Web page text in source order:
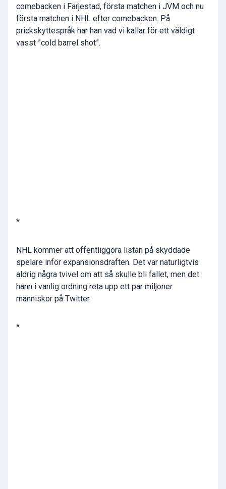
comebacken i Färjestad, första matchen i JVM och nu
första matchen i NHL efter comebacken. På
prickskyttespråk har han vad vi kallar för ett väldigt
vasst ”cold barrel shot”.
*
NHL kommer att offentliggöra listan på skyddade
spelare inför expansionsdraften. Det var naturligtvis
aldrig några tvivel om att så skulle bli fallet, men det
hann i vanlig ordning reta upp ett par miljoner
människor på Twitter.
*